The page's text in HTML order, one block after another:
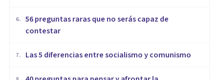
6. 56 preguntas raras que no serás capaz de
contestar
7. Las 5 diferencias entre socialismo y comunismo